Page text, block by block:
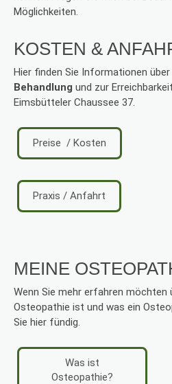
Möglichkeiten.
KOSTEN &
Hier finden Sie Informationen über
Behandlung und zur
Eimsbütteler Chaussee 37.
Preise / Kosten
Praxis / Anfahrt
MEINE
Wenn Sie mehr erfahren möchten
Osteopathie ist und was ein
Sie hier fündig.
Was ist
Osteopathie?